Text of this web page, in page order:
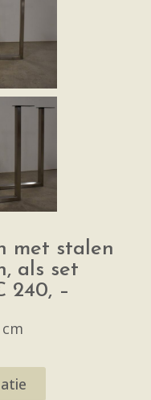
met stalen
als set
240, –